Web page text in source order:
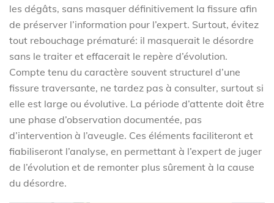
les dégâts, sans masquer définitivement la fissure afin
de préserver l’information pour l’expert. Surtout, évitez
tout rebouchage prématuré: il masquerait le désordre
sans le traiter et effacerait le repère d’évolution.
Compte tenu du caractère souvent structurel d’une
fissure traversante, ne tardez pas à consulter, surtout si
elle est large ou évolutive. La période d’attente doit être
une phase d’observation documentée, pas
d’intervention à l’aveugle. Ces éléments faciliteront et
fiabiliseront l’analyse, en permettant à l’expert de juger
de l’évolution et de remonter plus sûrement à la cause
du désordre.